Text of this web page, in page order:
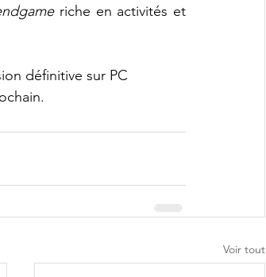
riche en activités et
définitive sur PC
Voir tout